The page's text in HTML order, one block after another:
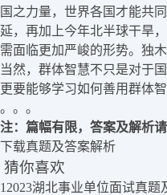
国之力量，世界各国才能共
延，再加上今年北半球干旱
需面临更加严峻的形势。独
当然，群体智慧不只是对于
更要能够学习如何善用群体
。。。
注：篇幅有限，答案及解析
下载真题及答案解析
猜你喜欢
1 2023湖北事业单位面试真题